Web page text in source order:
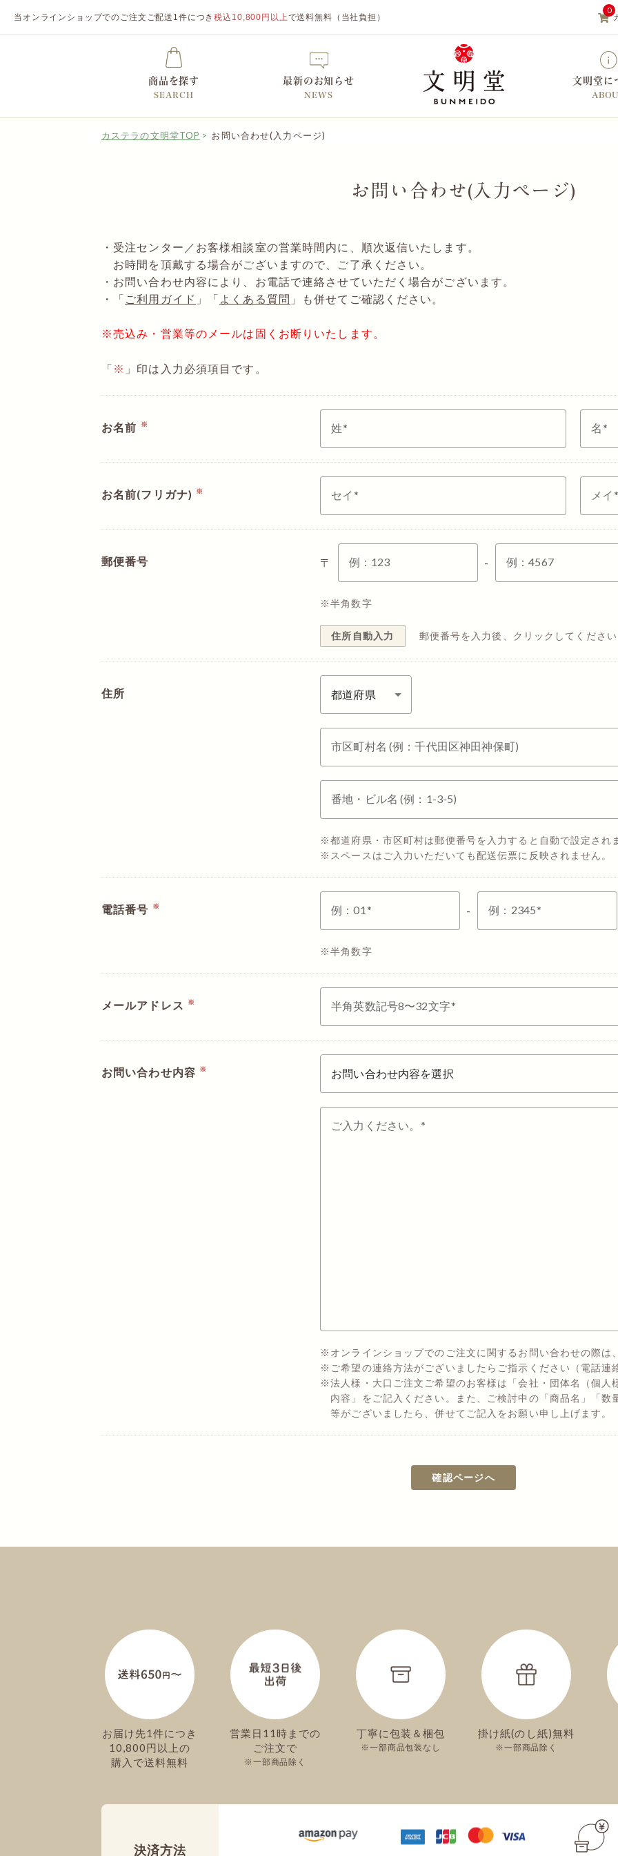
商品を探す
SEARCH
最新のお知らせ
NEWS
文明堂に
当オンラインショップでのご注文ご配送1件につき税込10,800円以上で送料無料（当社負担）
0
カステラの文明堂TOP お問い合わせ(入力ページ)
お問い合わせ(入力ページ)
・受注センター／お客様相談室の営業時間内に、順次返信いたします。
お時間を頂戴する場合がございますので、ご了承ください。
・お問い合わせ内容により、お電話で連絡させていただく場合がございます。
・「 ご利用ガイド 」「 よくある質問 」も併せてご確認ください。
※売込み・営業等のメールは固くお断りいたします。
「 ※ 」印は入力必須項目です。
お名前 ※ 姓 名
お名前(フリガナ) ※ セイ メイ
郵便番号 〒 例： 123 - 例：4567
半角数字
住所自動入力 郵便番号を入力後、クリックしてください
住所
市区町村名 (例：千代田区神田神保町)
番地・ビル名 (例：1-3-5)
都道府県・市区町村は郵便番号を入力すると自動で設定され
スペースはご入力いただいても配送伝票に反映されません。
電話番号 ※ 例：01 - 例： 2345
半角数字
メールアドレス ※ 半角英数記号8〜32文字
お問い合わせ内容 ※
ご入力ください。
オンラインショップでのご注文に関するお問い合わせの際は
ご希望の連絡方法がございましたらご指示ください（電話連
法人様・大口ご注文ご希望のお客様は「会社・団体名（個
内容」をご記入ください。また、ご検討中の「商品名」「数
等がございましたら、併せてご記入をお願い申し上げます。
確認ページへ
お届け先1件につき
10,800円以上の
購入で送料無料
営業日11時までの
ご注文で
一部商品除く
丁寧に包装＆梱包
一部商品包装なし
掛け紙(のし紙)無料
一部商品除く
決済方法